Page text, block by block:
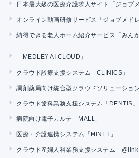
日本最大級の医療介護求人サイト「ジョブメ
オンライン動画研修サービス「ジョブメド
納得できる老人ホーム紹介サービス「みんか
「MEDLEY AI CLOUD」
クラウド診療支援システム「CLINICS」
調剤薬局向け統合型クラウドソリューショ
クラウド歯科業務支援システム「DENTIS」
病院向け電子カルテ「MALL」
医療・介護連携システム「MINET」
クラウド産婦人科業務支援システム「@link